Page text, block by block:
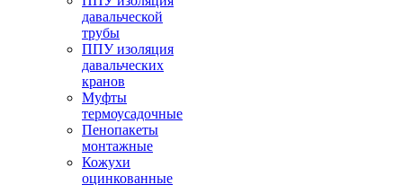
давальческой
трубы
ППУ изоляция
давальческих
кранов
Муфты
термоусадочные
Пенопакеты
монтажные
Кожухи
оцинкованные